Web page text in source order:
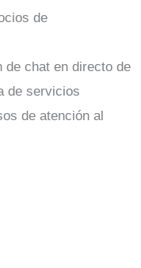
de
de chat en directo de
de servicios
de atención al